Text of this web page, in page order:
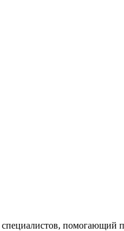
помогающий